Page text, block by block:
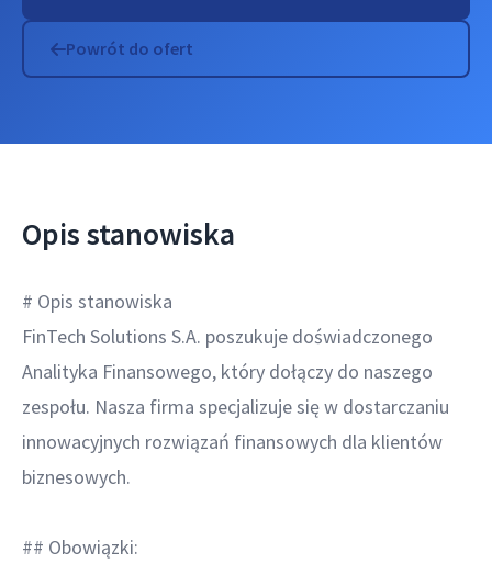
Powrót do ofert
Opis stanowiska
# Opis stanowiska
FinTech Solutions S.A. poszukuje doświadczonego
Analityka Finansowego, który dołączy do naszego
zespołu. Nasza firma specjalizuje się w dostarczaniu
innowacyjnych rozwiązań finansowych dla klientów
biznesowych.
## Obowiązki: